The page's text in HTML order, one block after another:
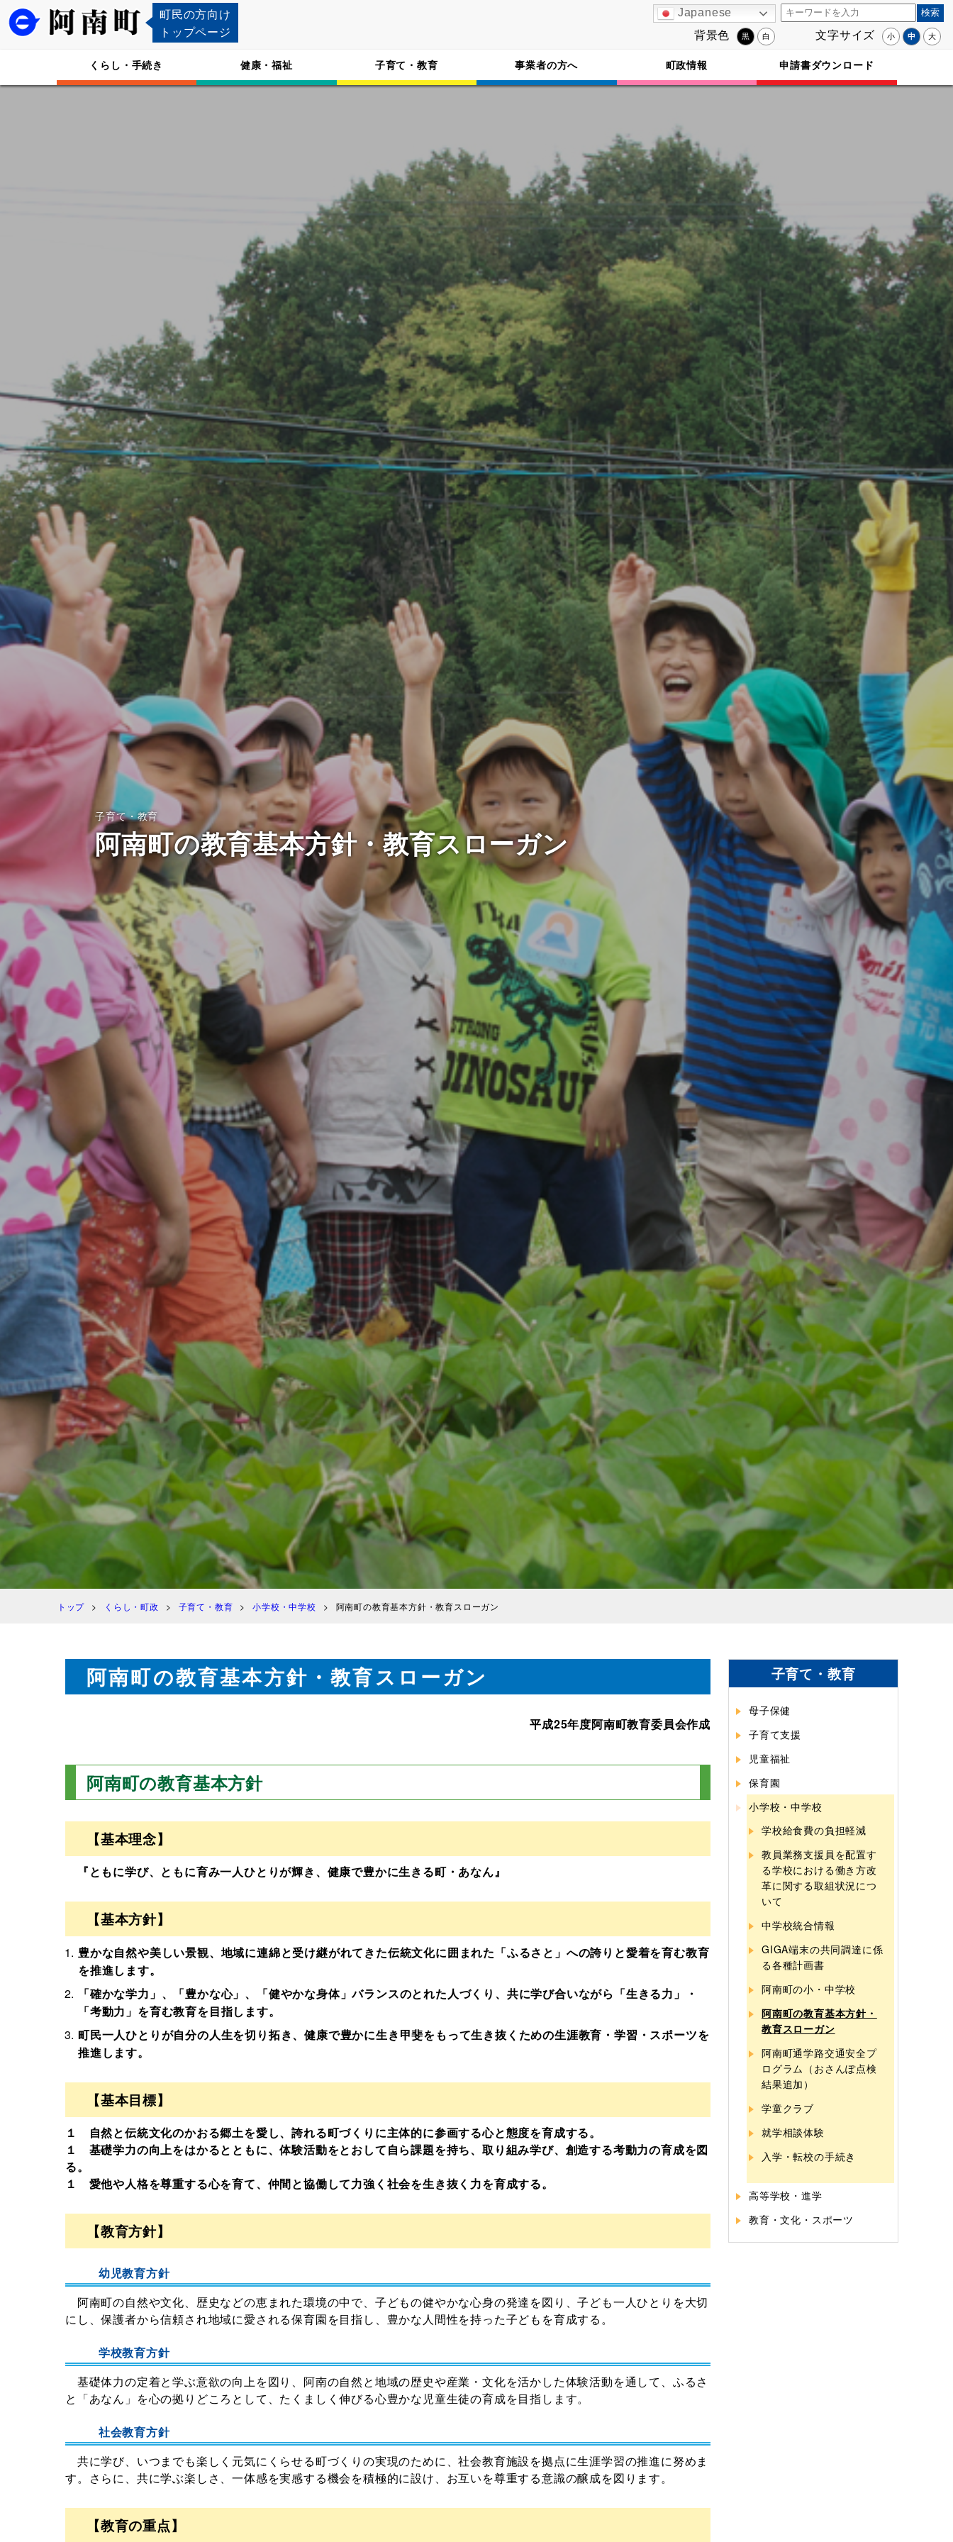
町民の方向け
トップページ
Japanese
背景色 黒 白 文字サイズ 小 中 大
くらし・手続き 健康・福祉 子育て・教育 事業者の方へ 町政情報 申請書ダウンロード
子育て・教育
阿南町の教育基本方針・教育スローガン
トップ くらし・町政 子育て・教育 小学校・中学校 阿南町の教育基本方針・教育スローガン
阿南町の教育基本方針・教育スローガン
平成25年度阿南町教育委員会作成
阿南町の教育基本方針
【基本理念】
『ともに学び、ともに育み一人ひとりが輝き、健康で豊かに生きる町・あなん』
【基本方針】
豊かな自然や美しい景観、地域に連綿と受け継がれてきた伝統文化に囲まれた「ふるさと」への誇りと愛着を育む教育
を推進します。
「確かな学力」、「豊かな心」、「健やかな身体」バランスのとれた人づくり、共に学び合いながら「生きる力」・
「考動力」を育む教育を目指します。
町民一人ひとりが自分の人生を切り拓き、健康で豊かに生き甲斐をもって生き抜くための生涯教育・学習・スポーツを
推進します。
【基本目標】
１ 自然と伝統文化のかおる郷土を愛し、誇れる町づくりに主体的に参画する心と態度を育成する。
１ 基礎学力の向上をはかるとともに、体験活動をとおして自ら課題を持ち、取り組み学び、創造する考動力の育成を図
る。
１ 愛他や人格を尊重する心を育て、仲間と協働して力強く社会を生き抜く力を育成する。
【教育方針】
幼児教育方針
阿南町の自然や文化、歴史などの恵まれた環境の中で、子どもの健やかな心身の発達を図り、子ども一人ひとりを大切
にし、保護者から信頼され地域に愛される保育園を目指し、豊かな人間性を持った子どもを育成する。
学校教育方針
基礎体力の定着と学ぶ意欲の向上を図り、阿南の自然と地域の歴史や産業・文化を活かした体験活動を通して、ふるさ
と「あなん」を心の拠りどころとして、たくましく伸びる心豊かな児童生徒の育成を目指します。
社会教育方針
共に学び、いつまでも楽しく元気にくらせる町づくりの実現のために、社会教育施設を拠点に生涯学習の推進に努めま
す。さらに、共に学ぶ楽しさ、一体感を実感する機会を積極的に設け、お互いを尊重する意識の醸成を図ります。
【教育の重点】
子育て・教育
母子保健
子育て支援
児童福祉
保育園
小学校・中学校
学校給食費の負担軽減
教員業務支援員を配置す
る学校における働き方改
革に関する取組状況につ
いて
中学校統合情報
GIGA端末の共同調達に係
る各種計画書
阿南町の小・中学校
阿南町の教育基本方針・
教育スローガン
阿南町通学路交通安全プ
ログラム（おさんぽ点検
結果追加）
学童クラブ
就学相談体験
入学・転校の手続き
高等学校・進学
教育・文化・スポーツ